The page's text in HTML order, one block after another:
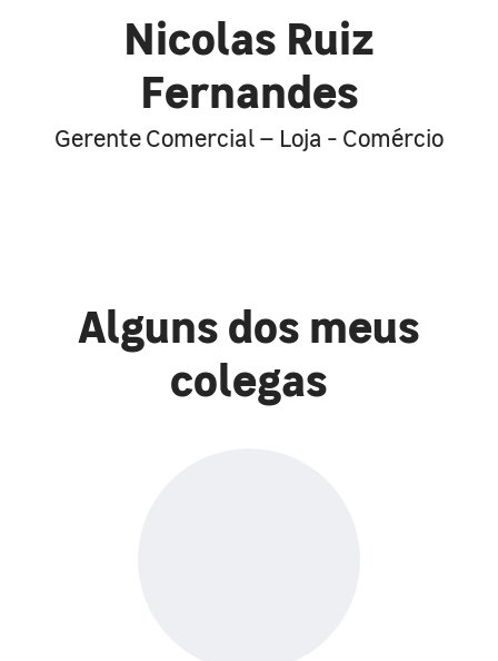
Nicolas Ruiz
Fernandes
Gerente Comercial – Loja - Comércio
Alguns dos meus
colegas